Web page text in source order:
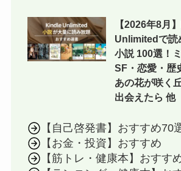
【2026年8月
Unlimitedで読
小説 100選！
SF・恋愛・歴
あの花が咲く
出会えたら 他
【自己啓発書】おすすめ70
【お金・投資】おすすめ
【筋トレ・健康本】おすす